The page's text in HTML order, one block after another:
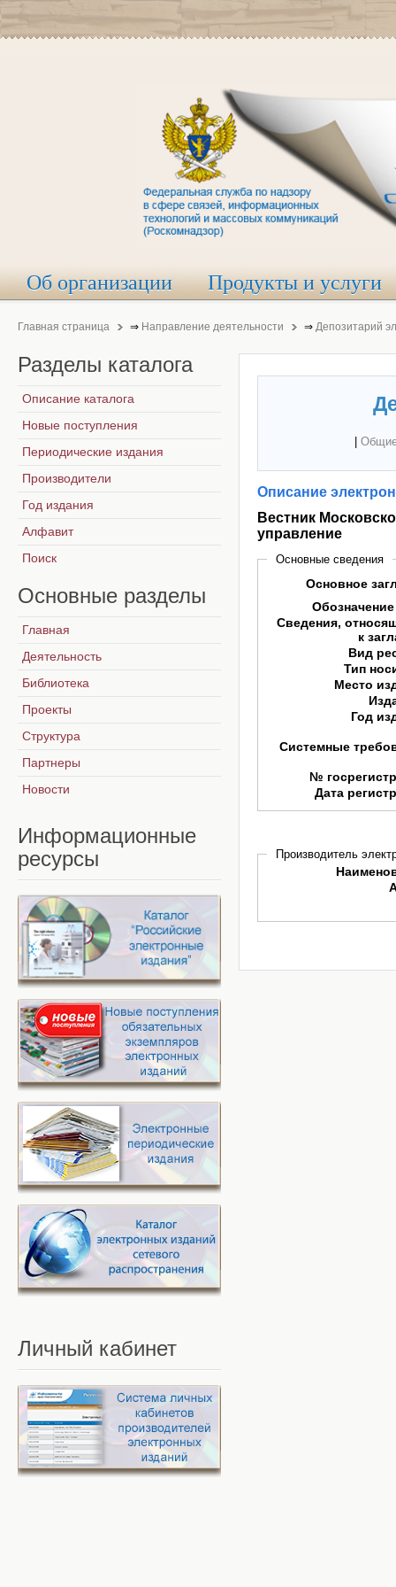
Об организации Продукты и услуги
Главная страница ⇒ Направление деятельности ⇒ Депозитарий
Описание
Вестник
управление
Основные сведения
Основное
Сведения,
к
Вид
Тип
Место
Год
Системные
№
Дата
Производитель
Разделы каталога
Описание каталога
Новые поступления
Периодические издания
Производители
Год издания
Алфавит
Поиск
Основные разделы
Главная
Деятельность
Библиотека
Проекты
Структура
Партнеры
Новости
Информационные
ресурсы
Личный кабинет